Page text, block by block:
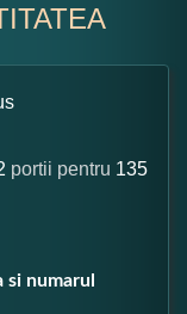
portii pentru 135
si numarul